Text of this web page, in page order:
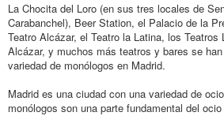
La Chocita del Loro (en sus tres locales de
Carabanchel), Beer Station, el Palacio de la
Teatro Alcázar, el Teatro la Latina, los Teatros
Alcázar, y muchos más teatros y bares se
variedad de monólogos en Madrid.
Madrid es una ciudad con una variedad de
monólogos son una parte fundamental del